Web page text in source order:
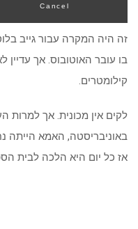
Cancel
קילומטרים.
לקים אין מכונית. אך למרות
באוניבריסטה, האמא
אז כל יום היא הלכה לבית